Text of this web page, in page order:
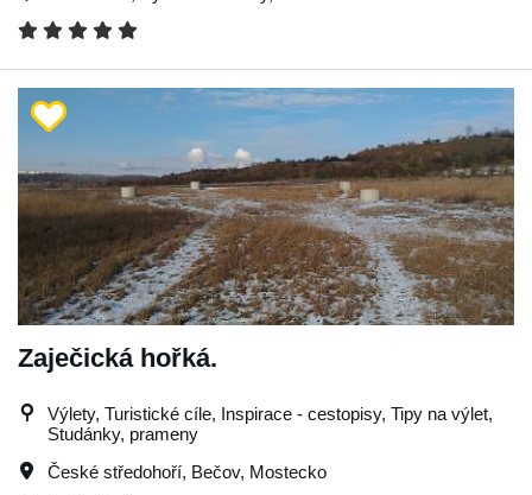
Zaječická hořká.
Výlety, Turistické cíle, Inspirace - cestopisy, Tipy na výlet,
Studánky, prameny
České středohoří, Bečov, Mostecko